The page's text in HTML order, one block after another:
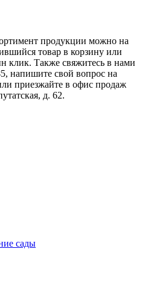
продукции можно на
товар в корзину или
клик. Также свяжитесь в нами
напишите свой вопрос на
приезжайте в офис продаж
д. 62.
сады